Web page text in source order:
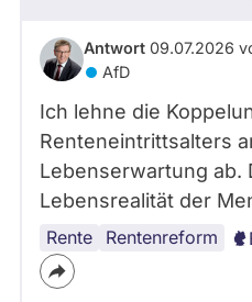
Antwort 09.07.2026
AfD
Ich lehne die
Renteneintrittsalters
Lebenserwartung ab.
Lebensrealität der
Rente Rentenreform
Renteneintrittsalter